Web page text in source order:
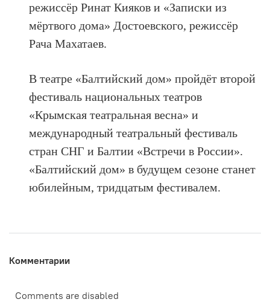
режиссёр Ринат Кияков и «Записки из
мёртвого дома» Достоевского, режиссёр
Рача Махатаев.
В театре «Балтийский дом» пройдёт второй
фестиваль национальных театров
«Крымская театральная весна» и
международный театральный фестиваль
стран СНГ и Балтии «Встречи в России».
«Балтийский дом» в будущем сезоне станет
юбилейным, тридцатым фестивалем.
Комментарии
Comments are disabled